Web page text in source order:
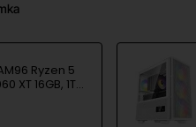
Ryzen 5
XT 16GB, 1TB